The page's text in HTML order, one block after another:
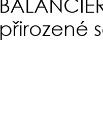
přirozené